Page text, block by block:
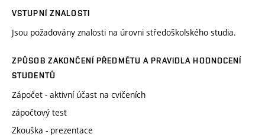
VSTUPNÍ ZNALOSTI
Jsou požadovány znalosti na úrovni středoškolského studia.
ZPŮSOB ZAKONČENÍ PŘEDMĚTU A PRAVIDLA HODNOCENÍ
STUDENTŮ
Zápočet - aktivní účast na cvičeních
zápočtový test
Zkouška - prezentace